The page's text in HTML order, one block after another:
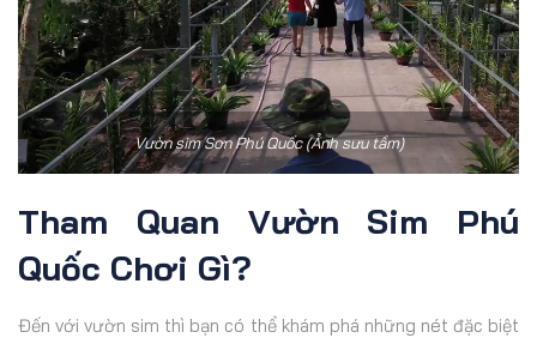
Vườn sim Sơn Phú Quốc (Ảnh sưu tầm)
Tham Quan Vườn Sim Phú
Quốc Chơi Gì?
Đến với vườn sim thì bạn có thể khám phá những nét đặc biệt